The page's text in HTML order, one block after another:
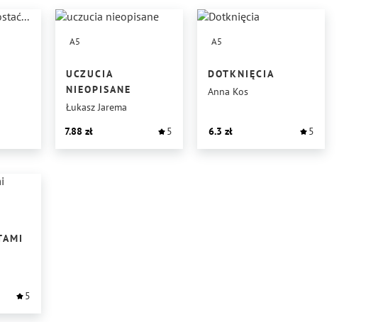
A5
UCZUCIA
NIEOPISANE
Łukasz Jarema
7.88
5
A5
DOTKNIĘCIA
Anna Kos
6.3 5
5